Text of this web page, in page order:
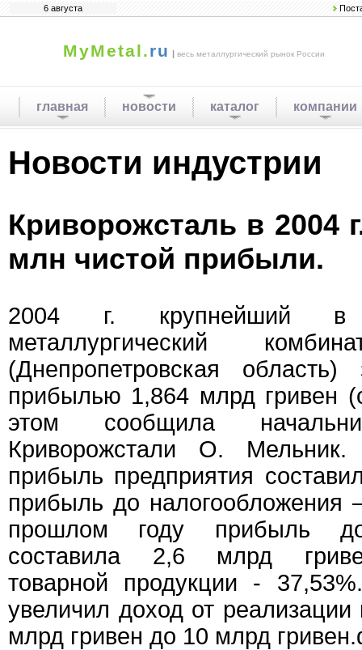
6 августа
MyMetal.ru | весь металлургический рынок России
главная новости каталог компании
Новости индустрии
Криворожсталь в 2004
млн чистой прибыли.
2004 г. крупнейший в
металлургический
(Днепропетровская
прибылью 1,864 млрд гривен
этом сообщила
Криворожстали О.
прибыль предприятия
прибыль до налогообложения
прошлом году прибыль до
составила 2,6 млрд
товарной продукции -
увеличил доход от
млрд гривен до 10 млрд